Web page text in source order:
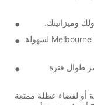
وميزانيتك.
توفر Europcar فروعًا متعددة في Melbourne City لسهولة
طوال فترة
أو لقضاء عطلة ممتعة